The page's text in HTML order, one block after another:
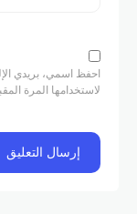
احفظ اسمي، بريدي
لاستخدامها المرة